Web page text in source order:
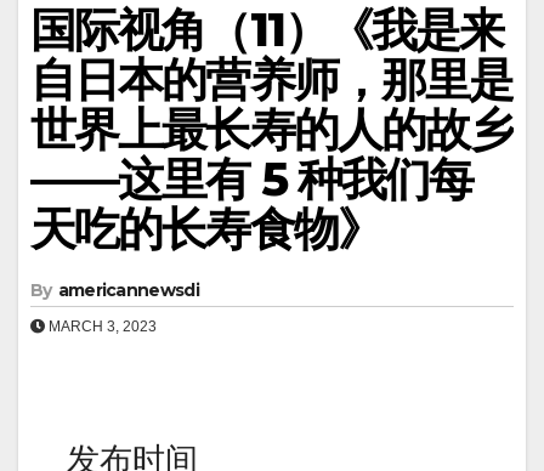
国际视角（11）《我是来
自日本的营养师，那里是
世界上最长寿的人的故乡
——这里有 5 种我们每
天吃的长寿食物》
By americannewsdi
MARCH 3, 2023
发布时间